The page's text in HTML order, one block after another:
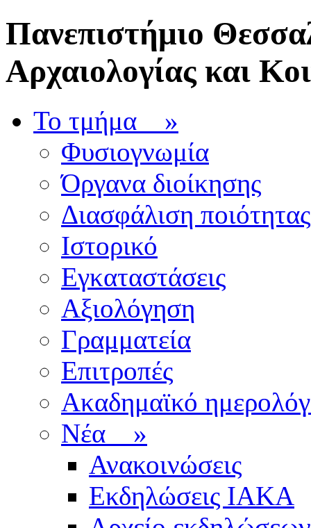
Πανεπιστήμιο
Αρχαιολογίας και
Το τμήμα »
Φυσιογνωμία
Όργανα διοίκησης
Διασφάλιση ποιότητας
Ιστορικό
Εγκαταστάσεις
Αξιολόγηση
Γραμματεία
Επιτροπές
Ακαδημαϊκό
Νέα »
Ανακοινώσεις
Εκδηλώσεις ΙΑΚΑ